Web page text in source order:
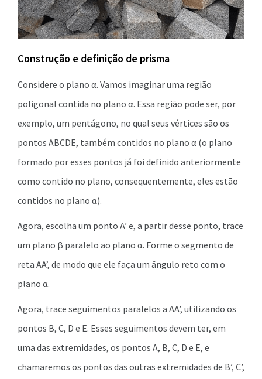
Construção e definição de prisma
Considere o plano α. Vamos imaginar uma região
poligonal contida no plano α. Essa região pode ser, por
exemplo, um pentágono, no qual seus vértices são os
pontos ABCDE, também contidos no plano α (o plano
formado por esses pontos já foi definido anteriormente
como contido no plano, consequentemente, eles estão
contidos no plano α).
Agora, escolha um ponto A’ e, a partir desse ponto, trace
um plano β paralelo ao plano α. Forme o segmento de
reta AA’, de modo que ele faça um ângulo reto com o
plano α.
Agora, trace seguimentos paralelos a AA’, utilizando os
pontos B, C, D e E. Esses seguimentos devem ter, em
uma das extremidades, os pontos A, B, C, D e E, e
chamaremos os pontos das outras extremidades de B’, C’,